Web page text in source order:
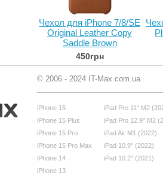
Чехол для iPhone 7/8/SE
Original Leather Copy
Saddle Brown
450грн
© 2006 - 2024 IT-Max.com.ua
iPhone 15
iPhone 15 Plus
iPhone 15 Pro
iPhone 15 Pro Max
iPhone 14
iPhone 13
iPad Pro 11" M2
iPad Pro 12.9" M2
iPad Air M1 (2022)
iPad 10.9" (2022)
iPad 10.2" (2021)